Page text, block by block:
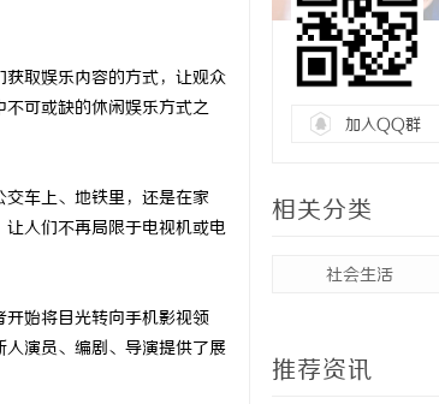
取娱乐内容的方式，让观众
可或缺的休闲娱乐方式之
车上、地铁里，还是在家
人们不再局限于电视机或电
始将目光转向手机影视领
演员、编剧、导演提供了展
加入QQ群
相关分类
社会生活
推荐资讯